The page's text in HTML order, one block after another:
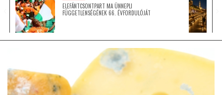
ÁZSIA
ELEFÁNTCSONTPART MA ÜNNEPLI
FÜGGETLENSÉGÉNEK 66. ÉVFORDULÓJÁT